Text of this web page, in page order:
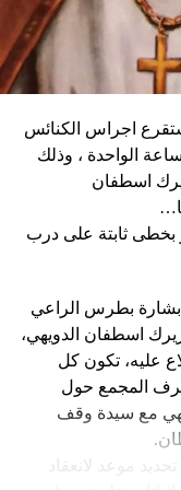
بهدف التوصل إلى حلّ
دعا إليها
الرغم من أن
إلى عدم الخوف
يريدون فقط الإطاحة
بالسلاح، يوم
الدولي، الأكبر في
مما أدى إلى
بسبب أعمال
للأنباء: “أجبرتنا
ونحن الآن في
اجراس الكنائس
17 الجاري عند الساعة الواحدة ، وذلك
اسطفان
بخطى ثابتة على درب
بشارة بطرس الراعي
اسطفان الدويهي،
عليه، تكون كل
المجمع حول
مع سيدة وقف
موعد لانعقاد